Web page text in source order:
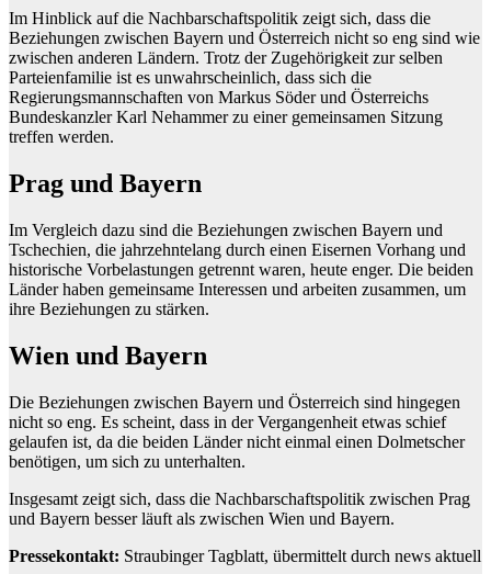
Im Hinblick auf die Nachbarschaftspolitik zeigt sich, dass die
Beziehungen zwischen Bayern und Österreich nicht so eng sind wie
zwischen anderen Ländern. Trotz der Zugehörigkeit zur selben
Parteienfamilie ist es unwahrscheinlich, dass sich die
Regierungsmannschaften von Markus Söder und Österreichs
Bundeskanzler Karl Nehammer zu einer gemeinsamen Sitzung
treffen werden.
Prag und Bayern
Im Vergleich dazu sind die Beziehungen zwischen Bayern und
Tschechien, die jahrzehntelang durch einen Eisernen Vorhang und
historische Vorbelastungen getrennt waren, heute enger. Die beiden
Länder haben gemeinsame Interessen und arbeiten zusammen, um
ihre Beziehungen zu stärken.
Wien und Bayern
Die Beziehungen zwischen Bayern und Österreich sind hingegen
nicht so eng. Es scheint, dass in der Vergangenheit etwas schief
gelaufen ist, da die beiden Länder nicht einmal einen Dolmetscher
benötigen, um sich zu unterhalten.
Insgesamt zeigt sich, dass die Nachbarschaftspolitik zwischen Prag
und Bayern besser läuft als zwischen Wien und Bayern.
Pressekontakt: Straubinger Tagblatt, übermittelt durch news aktuell